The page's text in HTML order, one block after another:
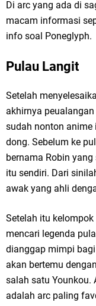
Di arc yang ada di
macam informasi
info soal Poneglyph.
Pulau Langit
Setelah
akhirnya
sudah nonton anime
dong. Sebelum ke
bernama Robin
itu sendiri. Dari
awak yang ahli
Setelah itu
mencari legenda
dianggap mimpi
akan bertemu
salah satu Younkou.
adalah arc paling